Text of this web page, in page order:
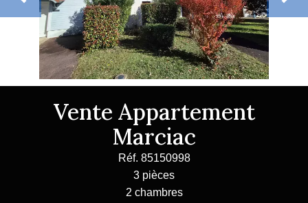
Vente Appartement
Marciac
Réf. 85150998
3 pièces
2 chambres